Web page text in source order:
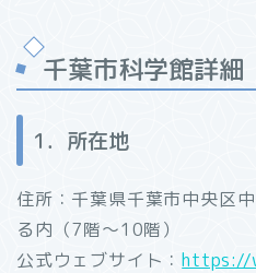
千葉市科学館詳細
1．所在地
住所：千葉県千葉市中央区
る内（7階～10階）
公式ウェブサイト：https://